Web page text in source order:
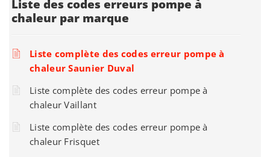
Liste des codes erreurs pompe à
chaleur par marque
Liste complète des codes erreur pompe à
chaleur Saunier Duval
Liste complète des codes erreur pompe à
chaleur Vaillant
Liste complète des codes erreur pompe à
chaleur Frisquet